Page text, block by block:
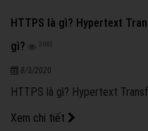
HTTPS là gì? Hypertext
gì?
2082
8/3/2020
HTTPS là gì? Hypertext
Xem chi tiết